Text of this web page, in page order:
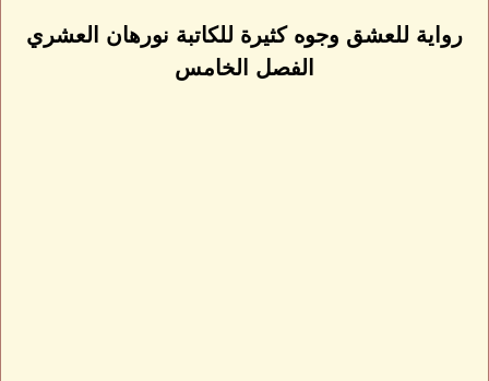
رواية للعشق وجوه كثيرة للكاتبة نورهان العشري
الفصل الخامس